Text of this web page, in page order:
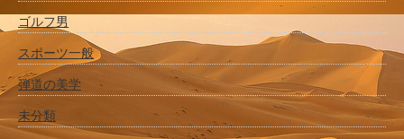
ゴルフ男
スポーツ一般
弾道の美学
未分類